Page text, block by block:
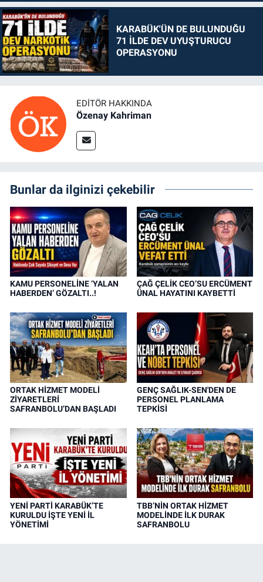
KARABÜK'ÜN DE BULUNDUĞU
71 İLDE DEV UYUŞTURUCU
OPERASYONU
EDITÖR HAKKINDA
Özenay Kahriman
Bunlar da ilginizi çekebilir
KAMU PERSONELİNE ‘YALAN
HABERDEN’ GÖZALTI..!
ÇAĞ ÇELİK CEO’SU ERCÜMENT
ÜNAL HAYATINI KAYBETTİ
ORTAK HİZMET MODELİ
ZİYARETLERİ
SAFRANBOLU’DAN BAŞLADI
GENÇ SAĞLIK-SEN'DEN DE
PERSONEL PLANLAMA
TEPKİSİ
YENİ PARTİ KARABÜK’TE
KURULDU İŞTE YENİ İL
YÖNETİMİ
TBB’NİN ORTAK HİZMET
MODELİNDE İLK DURAK
SAFRANBOLU